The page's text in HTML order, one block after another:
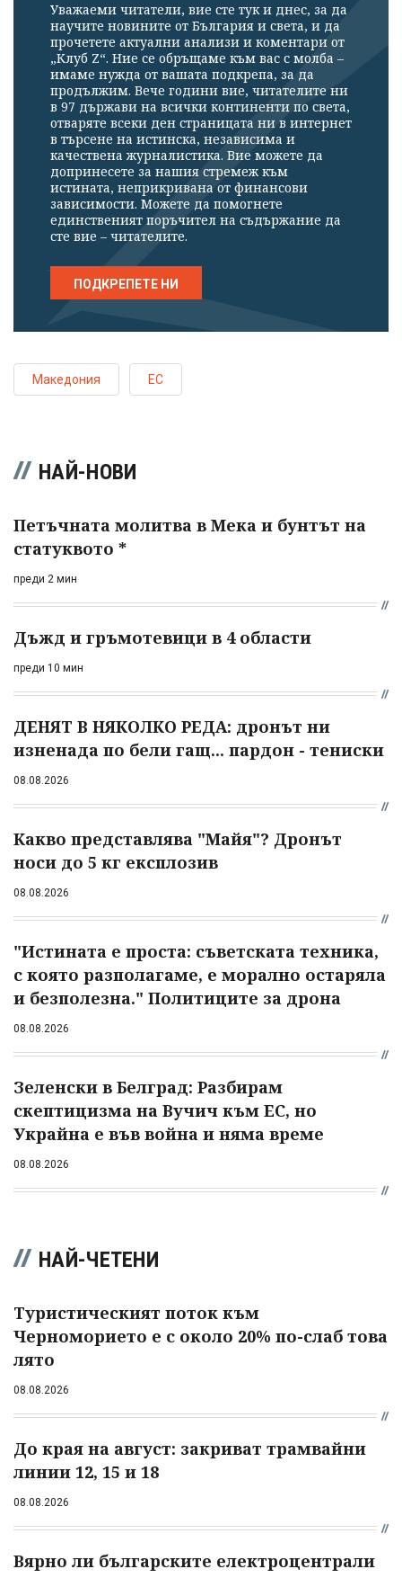
Уважаеми читатели, вие сте тук и днес, за да
научите новините от България и света, и да
прочетете актуални анализи и коментари от
„Клуб Z“. Ние се обръщаме към вас с молба –
имаме нужда от вашата подкрепа, за да
продължим. Вече години вие, читателите ни
в 97 държави на всички континенти по света,
отваряте всеки ден страницата ни в интернет
в търсене на истинска, независима и
качествена журналистика. Вие можете да
допринесете за нашия стремеж към
истината, неприкривана от финансови
зависимости. Можете да помогнете
единственият поръчител на съдържание да
сте вие – читателите.
ПОДКРЕПЕТЕ НИ
Македония ЕС
НАЙ-НОВИ
Петъчната молитва в Мека и бунтът на
статуквото *
преди 2 мин
Дъжд и гръмотевици в 4 области
преди 10 мин
ДЕНЯТ В НЯКОЛКО РЕДА: дронът ни
изненада по бели гащ... пардон - тениски
08.08.2026
Какво представлява "Майя"? Дронът
носи до 5 кг експлозив
08.08.2026
"Истината е проста: съветската техника,
с която разполагаме, е морално остаряла
и безполезна." Политиците за дрона
08.08.2026
Зеленски в Белград: Разбирам
скептицизма на Вучич към ЕС, но
Украйна е във война и няма време
08.08.2026
НАЙ-ЧЕТЕНИ
Туристическият поток към
Черноморието е с около 20% по-слаб това
лято
08.08.2026
До края на август: закриват трамвайни
линии 12, 15 и 18
08.08.2026
Вярно ли българските електроцентрали